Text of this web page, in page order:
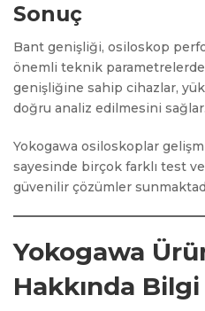
Sonuç
Bant genişliği, osiloskop
önemli teknik
genişliğine sahip cihazlar,
doğru analiz edilmesini sağlar.
Yokogawa osiloskoplar
sayesinde birçok farklı test
güvenilir çözümler
Yokogawa
Hakkında Bilgi